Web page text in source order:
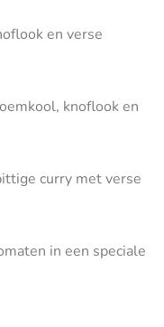
en verse
knoflook en
curry met verse
in een speciale